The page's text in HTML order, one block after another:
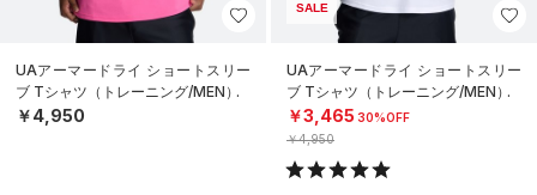
UAアーマードライ ショートスリー
ブ Tシャツ（トレーニング/MEN）
￥4,950
SALE
UAアーマードライ ショートスリー
ブ Tシャツ（トレーニング/MEN）
￥3,465 30%OFF
￥4,950